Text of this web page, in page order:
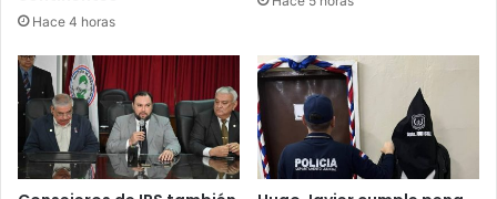
Hace 4 horas